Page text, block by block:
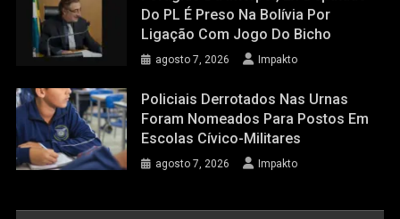
Do PL É Preso Na Bolívia Por
Ligação Com Jogo Do Bicho
agosto 7, 2026 Impakto
Policiais Derrotados Nas Urnas
Foram Nomeados Para Postos Em
Escolas Cívico-Militares
agosto 7, 2026 Impakto